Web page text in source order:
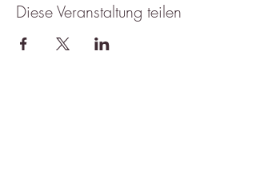
Diese Veranstaltung teilen